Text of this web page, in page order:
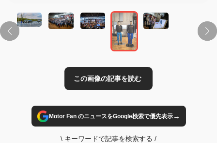
Motor Fan のニュースをGoogle検索で優先表示→
\ キーワードで記事を検索する /